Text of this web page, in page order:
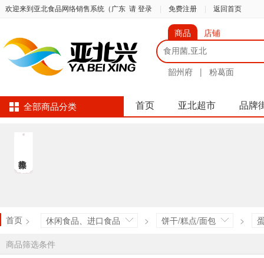
欢迎来到亚北食品网络销售系统（广东 请 登录 免费注册 返回首页
商品 店铺
韶州府 | 粉葛面
全部商品分类 首页 亚北超市 品牌
首页 > 休闲食品、进口食品 > 饼干/糕点/面包 >
商品筛选条件